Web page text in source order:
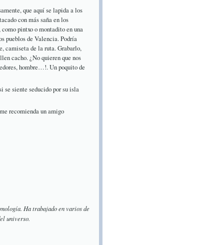
que aquí se lapida a los
con más saña en los
pintxo o montadito en una
pueblos de Valencia. Podría
camiseta de la ruta. Grabarlo,
cacho. ¿No quieren que nos
hombre…!. Un poquito de
se siente seducido por su isla
recomienda un amigo
Ha trabajado en varios de
universo.